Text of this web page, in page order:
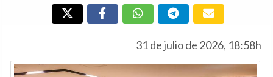
31 de julio de 2026, 18:58h